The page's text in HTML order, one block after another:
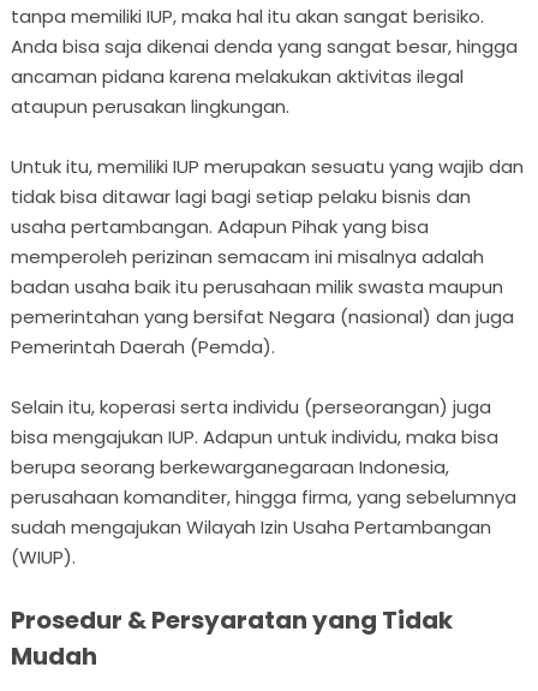
tanpa memiliki IUP, maka hal itu akan sangat berisiko.
Anda bisa saja dikenai denda yang sangat besar, hingga
ancaman pidana karena melakukan aktivitas ilegal
ataupun perusakan lingkungan.
Untuk itu, memiliki IUP merupakan sesuatu yang wajib dan
tidak bisa ditawar lagi bagi setiap pelaku bisnis dan
usaha pertambangan. Adapun Pihak yang bisa
memperoleh perizinan semacam ini misalnya adalah
badan usaha baik itu perusahaan milik swasta maupun
pemerintahan yang bersifat Negara (nasional) dan juga
Pemerintah Daerah (Pemda).
Selain itu, koperasi serta individu (perseorangan) juga
bisa mengajukan IUP. Adapun untuk individu, maka bisa
berupa seorang berkewarganegaraan Indonesia,
perusahaan komanditer, hingga firma, yang sebelumnya
sudah mengajukan Wilayah Izin Usaha Pertambangan
(WIUP).
Prosedur & Persyaratan yang Tidak
Mudah